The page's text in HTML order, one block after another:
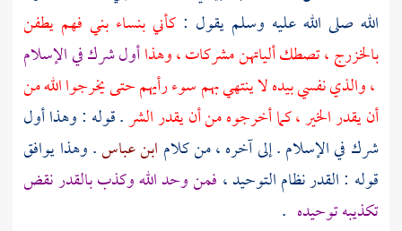
الله صلى الله عليه وسلم يقول : كأني بنساء بني فهم يطفن
بالخزرج، تصطك ألياتهن مشركات ، وهذاأول شرك في الإسلام
، والذي نفسي بيده لا ينتهي بهم سوء رأيهم حتى يخرجوا الله من
أن يقدر الخير ، كما أخرجوه من أن يقدر الشر. قوله : وهذا أول
شرك في الإسلام . إلى آخره ، من كلام ابن عباس. وهذا يوافق
قوله : القدر نظام التوحيد ، فمن وحد الله وكذب بالقدر نقض
تكذيبه توحيده .